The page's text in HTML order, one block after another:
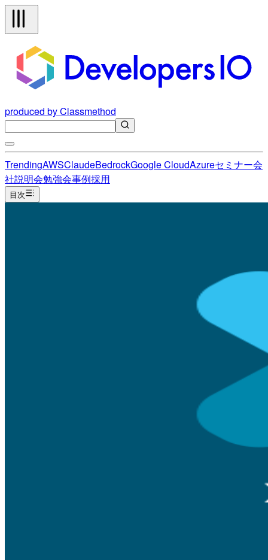
produced by Classmethod
TrendingAWSClaudeBedrockGoogle CloudAzureセミナー会
社説明会勉強会事例採用
目次